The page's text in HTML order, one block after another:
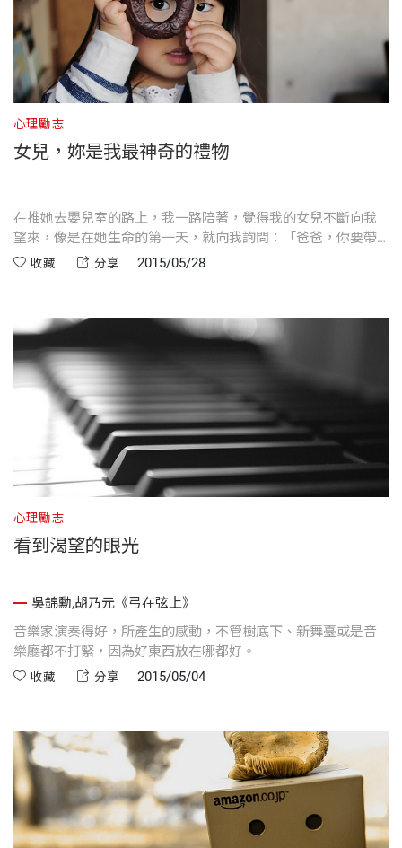
心理勵志
女兒，妳是我最神奇的禮物
在推她去嬰兒室的路上，我一路陪著，覺得我的女兒不斷向我
望來，像是在她生命的第一天，就向我詢問：「爸爸，你要帶
我去哪裡？」
收藏 分享 2015/05/28
心理勵志
看到渴望的眼光
吳錦勳,胡乃元《弓在弦上》
音樂家演奏得好，所產生的感動，不管樹底下、新舞臺或是音
樂廳都不打緊，因為好東西放在哪都好。
收藏 分享 2015/05/04